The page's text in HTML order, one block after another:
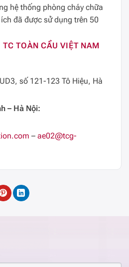
hệ thống phòng cháy chữa
đã được sử dụng trên 50
TOÀN CẦU VIỆT NAM
số 121-123 Tô Hiệu, Hà
– Hà Nội:
– ae02@tcg-